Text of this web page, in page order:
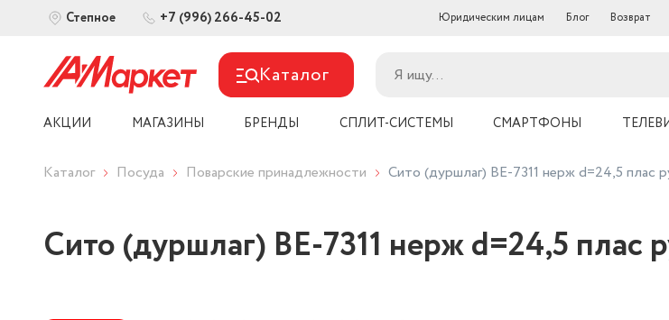
Степное +7 (996) 266-45-02 Юридическим лицам Блог Возврат
Каталог
АКЦИИ МАГАЗИНЫ БРЕНДЫ СПЛИТ-СИСТЕМЫ СМАРТФОНЫ
Каталог Посуда Поварские принадлежности Сито (дуршлаг) ВЕ-7311 нерж d=24,5 плас
Сито (дуршлаг) ВЕ-7311 нерж d=24,5 плас